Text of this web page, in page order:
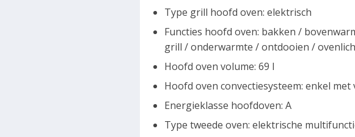
Type grill hoofd oven: elektrisch
Functies hoofd oven: bakken /
grill / onderwarmte / ontdooien /
Hoofd oven volume: 69 l
Hoofd oven convectiesysteem: enkel
Energieklasse hoofdoven: A
Type tweede oven: elektrische